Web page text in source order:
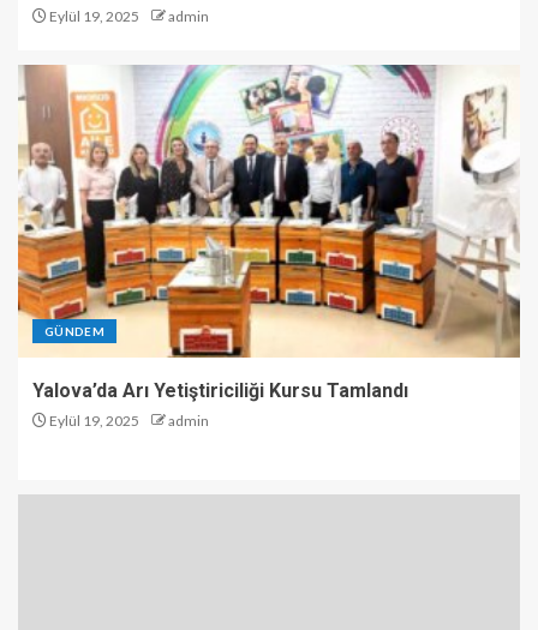
Eylül 19, 2025 admin
GÜNDEM
Yalova’da Arı Yetiştiriciliği Kursu Tamlandı
Eylül 19, 2025 admin